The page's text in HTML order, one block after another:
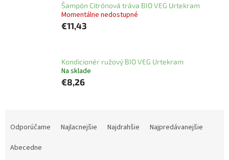
Šampón Citrónová tráva BIO VEG Urtekram
Momentálne nedostupné
€11,43
Kondicionér ružový BIO VEG Urtekram
Na sklade
€8,26
Odporúčame Najlacnejšie Najdrahšie
Najpredávanejšie
Abecedne